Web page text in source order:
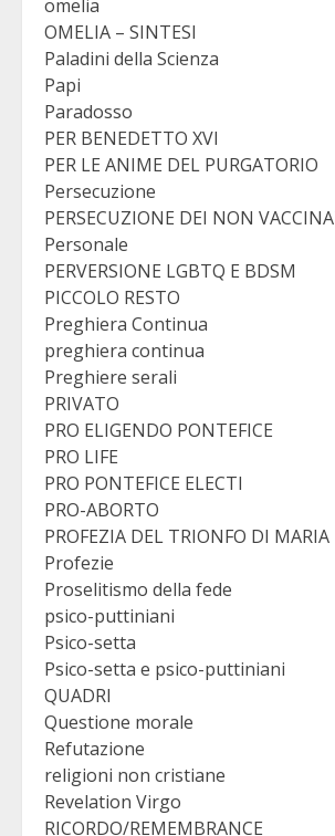
omelia
OMELIA – SINTESI
Paladini della Scienza
Papi
Paradosso
PER BENEDETTO XVI
PER LE ANIME DEL PURGATORIO
Persecuzione
PERSECUZIONE DEI NON
Personale
PERVERSIONE LGBTQ E BDSM
PICCOLO RESTO
Preghiera Continua
preghiera continua
Preghiere serali
PRIVATO
PRO ELIGENDO PONTEFICE
PRO LIFE
PRO PONTEFICE ELECTI
PRO-ABORTO
PROFEZIA DEL TRIONFO DI MARIA
Profezie
Proselitismo della fede
psico-puttiniani
Psico-setta
Psico-setta e psico-puttiniani
QUADRI
Questione morale
Refutazione
religioni non cristiane
Revelation Virgo
RICORDO/REMEMBRANCE